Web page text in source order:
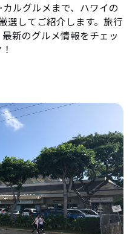
ルグルメまで、ハワイの
選してご紹介します。旅行
新のグルメ情報をチェッ